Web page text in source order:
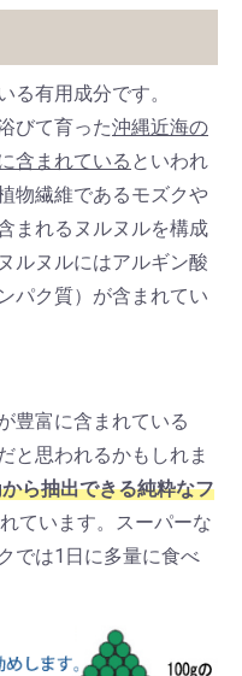
る有用成分です。
びて育った沖縄近海の
含まれている といわれ
物繊維であるモズクや
まれるヌルヌルを構成
ルヌルにはアルギン酸
パク質）が含まれてい
豊富に含まれている
と思われるかもしれま
ら抽出できる純粋なフ
ています。スーパーな
では1日に多量に食べ